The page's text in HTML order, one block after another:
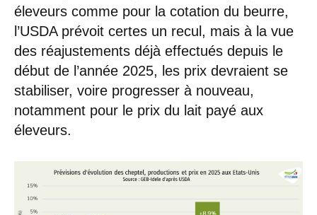
éleveurs comme pour la cotation du beurre,
l’USDA prévoit certes un recul, mais à la vue
des réajustements déjà effectués depuis le
début de l’année 2025, les prix devraient se
stabiliser, voire progresser à nouveau,
notamment pour le prix du lait payé aux
éleveurs.